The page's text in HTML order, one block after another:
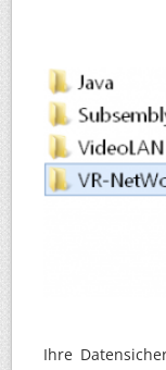
Ihre